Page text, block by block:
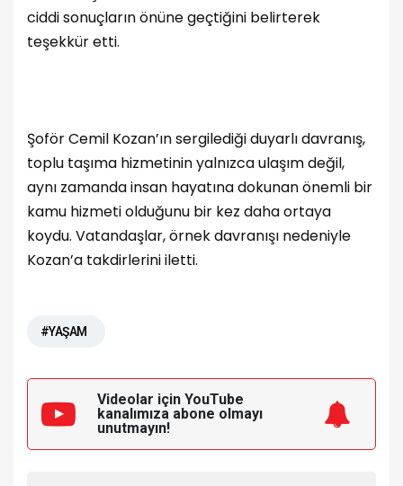
ciddi sonuçların önüne geçtiğini belirterek
teşekkür etti.
Şoför Cemil Kozan’ın sergilediği duyarlı davranış,
toplu taşıma hizmetinin yalnızca ulaşım değil,
aynı zamanda insan hayatına dokunan önemli bir
kamu hizmeti olduğunu bir kez daha ortaya
koydu. Vatandaşlar, örnek davranışı nedeniyle
Kozan’a takdirlerini iletti.
#YAŞAM
Videolar için YouTube
kanalımıza abone olmayı
unutmayın!